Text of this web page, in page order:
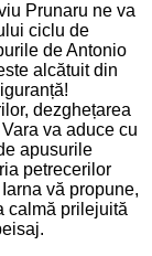
Prunaru ne va
ciclu de
de Antonio
alcătuit din
dezghețarea
va aduce cu
apusurile
petrecerilor
vă propune,
calmă prilejuită